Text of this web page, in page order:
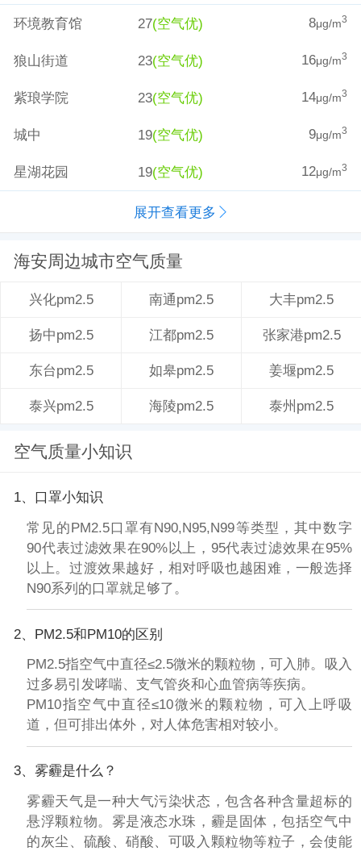
环境教育馆 27(空气优) 8μg/m3
狼山街道 23(空气优) 16μg/m3
紫琅学院 23(空气优) 14μg/m3
城中 19(空气优) 9μg/m3
星湖花园 19(空气优) 12μg/m3
展开查看更多
海安周边城市空气质量
兴化pm2.5 南通pm2.5 大丰pm2.5
扬中pm2.5 江都pm2.5 张家港pm2.5
东台pm2.5 如皋pm2.5 姜堰pm2.5
泰兴pm2.5 海陵pm2.5 泰州pm2.5
空气质量小知识
1、口罩小知识
常见的PM2.5口罩有N90,N95,N99等类型，其中数字
90代表过滤效果在90%以上，95代表过滤效果在95%
以上。过渡效果越好，相对呼吸也越困难，一般选择
N90系列的口罩就足够了。
2、PM2.5和PM10的区别
PM2.5指空气中直径≤2.5微米的颗粒物，可入肺。吸入
过多易引发哮喘、支气管炎和心血管病等疾病。
PM10指空气中直径≤10微米的颗粒物，可入上呼吸
道，但可排出体外，对人体危害相对较小。
3、雾霾是什么？
雾霾天气是一种大气污染状态，包含各种含量超标的
悬浮颗粒物。雾是液态水珠，霾是固体，包括空气中
的灰尘、硫酸、硝酸、可吸入颗粒物等粒子，会使能